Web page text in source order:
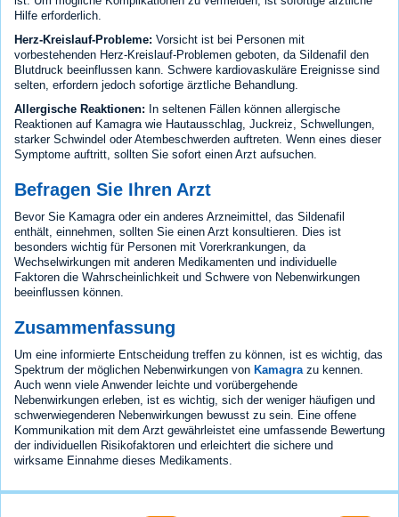
Hilfe erforderlich.
Herz-Kreislauf-Probleme: Vorsicht ist bei Personen mit
vorbestehenden Herz-Kreislauf-Problemen geboten, da Sildenafil den
Blutdruck beeinflussen kann. Schwere kardiovaskuläre Ereignisse sind
selten, erfordern jedoch sofortige ärztliche Behandlung.
Allergische Reaktionen: In seltenen Fällen können allergische
Reaktionen auf Kamagra wie Hautausschlag, Juckreiz, Schwellungen,
starker Schwindel oder Atembeschwerden auftreten. Wenn eines dieser
Symptome auftritt, sollten Sie sofort einen Arzt aufsuchen.
Befragen Sie Ihren Arzt
Bevor Sie Kamagra oder ein anderes Arzneimittel, das Sildenafil
enthält, einnehmen, sollten Sie einen Arzt konsultieren. Dies ist
besonders wichtig für Personen mit Vorerkrankungen, da
Wechselwirkungen mit anderen Medikamenten und individuelle
Faktoren die Wahrscheinlichkeit und Schwere von Nebenwirkungen
beeinflussen können.
Zusammenfassung
Um eine informierte Entscheidung treffen zu können, ist es wichtig, das
Spektrum der möglichen Nebenwirkungen von Kamagra zu kennen.
Auch wenn viele Anwender leichte und vorübergehende
Nebenwirkungen erleben, ist es wichtig, sich der weniger häufigen und
schwerwiegenderen Nebenwirkungen bewusst zu sein. Eine offene
Kommunikation mit dem Arzt gewährleistet eine umfassende Bewertung
der individuellen Risikofaktoren und erleichtert die sichere und
wirksame Einnahme dieses Medikaments.